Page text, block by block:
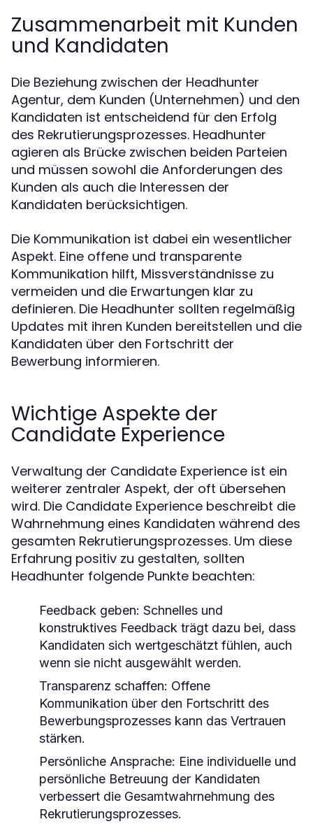
Zusammenarbeit mit Kunden
und Kandidaten
Die Beziehung zwischen der Headhunter
Agentur, dem Kunden (Unternehmen) und den
Kandidaten ist entscheidend für den Erfolg
des Rekrutierungsprozesses. Headhunter
agieren als Brücke zwischen beiden Parteien
und müssen sowohl die Anforderungen des
Kunden als auch die Interessen der
Kandidaten berücksichtigen.
Die Kommunikation ist dabei ein wesentlicher
Aspekt. Eine offene und transparente
Kommunikation hilft, Missverständnisse zu
vermeiden und die Erwartungen klar zu
definieren. Die Headhunter sollten regelmäßig
Updates mit ihren Kunden bereitstellen und die
Kandidaten über den Fortschritt der
Bewerbung informieren.
Wichtige Aspekte der
Candidate Experience
Verwaltung der Candidate Experience ist ein
weiterer zentraler Aspekt, der oft übersehen
wird. Die Candidate Experience beschreibt die
Wahrnehmung eines Kandidaten während des
gesamten Rekrutierungsprozesses. Um diese
Erfahrung positiv zu gestalten, sollten
Headhunter folgende Punkte beachten:
Feedback geben: Schnelles und
konstruktives Feedback trägt dazu bei, dass
Kandidaten sich wertgeschätzt fühlen, auch
wenn sie nicht ausgewählt werden.
Transparenz schaffen: Offene
Kommunikation über den Fortschritt des
Bewerbungsprozesses kann das Vertrauen
stärken.
Persönliche Ansprache: Eine individuelle und
persönliche Betreuung der Kandidaten
verbessert die Gesamtwahrnehmung des
Rekrutierungsprozesses.